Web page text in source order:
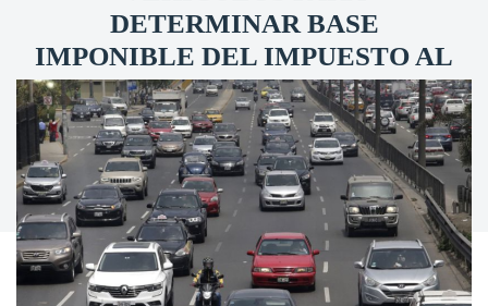
DETERMINAR BASE
IMPONIBLE DEL IMPUESTO AL
PATRIMONIO VEHICULAR DEL
2023
18/01/2023